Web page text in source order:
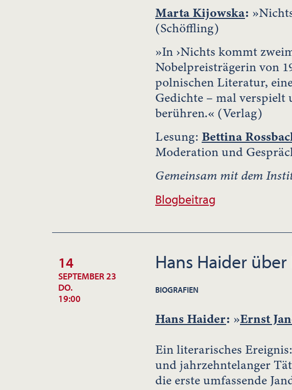
Marta Kijowska:
(Schöffling)
»In ›Nichts kommt
Nobelpreisträgerin von
polnischen Literatur,
Gedichte – mal
berühren.« (Verlag)
Lesung: Bettina
Moderation und
Gemeinsam mit dem
Blogbeitrag
14
SEPTEMBER 23
DO.
19:00
Hans Haider über
BIOGRAFIEN
Hans Haider: »Ernst
Ein literarisches
und jahrzehntelanger
die erste umfassende